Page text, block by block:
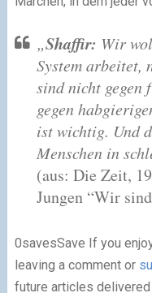
„Shaffir: Wir
System arbeitet,
sind nicht
gegen
ist wichtig. Und
Menschen in
(aus: Die Zeit,
Jungen “Wir
0savesSave If you
leaving a comment or
future articles